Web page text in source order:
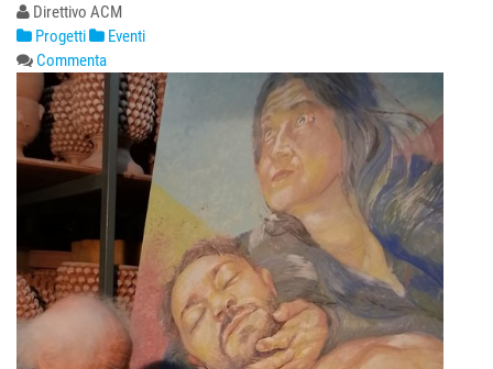
Direttivo ACM
Progetti
Eventi
Commenta